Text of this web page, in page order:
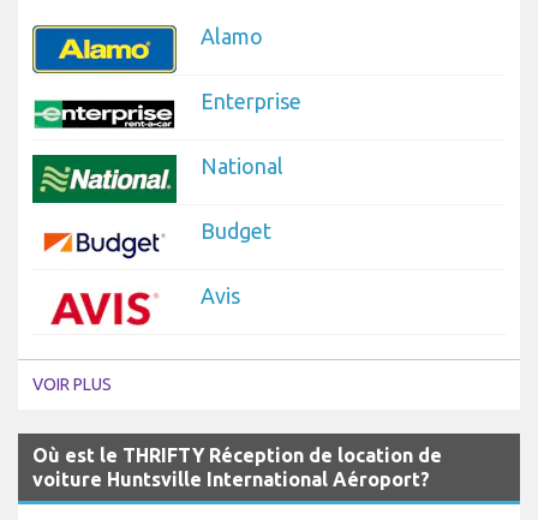
Alamo
Enterprise
National
Budget
Avis
VOIR PLUS
Où est le THRIFTY Réception de location de
voiture Huntsville International Aéroport?